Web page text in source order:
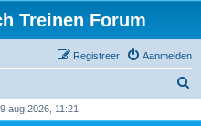
Treinen Forum
Aanmelden
Registreer
aug 2026, 11:21